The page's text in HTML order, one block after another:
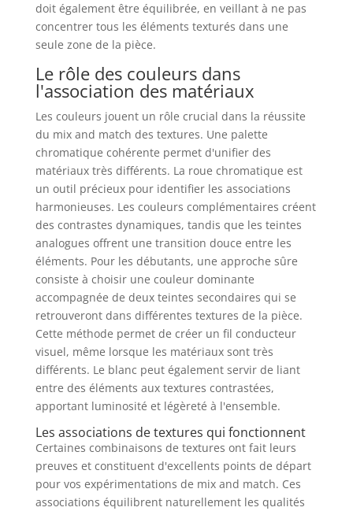
doit également être équilibrée, en veillant à ne pas
concentrer tous les éléments texturés dans une
seule zone de la pièce.
Le rôle des couleurs dans
l'association des matériaux
Les couleurs jouent un rôle crucial dans la réussite
du mix and match des textures. Une palette
chromatique cohérente permet d'unifier des
matériaux très différents. La roue chromatique est
un outil précieux pour identifier les associations
harmonieuses. Les couleurs complémentaires créent
des contrastes dynamiques, tandis que les teintes
analogues offrent une transition douce entre les
éléments. Pour les débutants, une approche sûre
consiste à choisir une couleur dominante
accompagnée de deux teintes secondaires qui se
retrouveront dans différentes textures de la pièce.
Cette méthode permet de créer un fil conducteur
visuel, même lorsque les matériaux sont très
différents. Le blanc peut également servir de liant
entre des éléments aux textures contrastées,
apportant luminosité et légèreté à l'ensemble.
Les associations de textures qui fonctionnent
Certaines combinaisons de textures ont fait leurs
preuves et constituent d'excellents points de départ
pour vos expérimentations de mix and match. Ces
associations équilibrent naturellement les qualités